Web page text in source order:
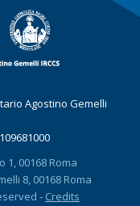
Agostino Gemelli
1, 00168 Roma
8, 00168 Roma
- Credits